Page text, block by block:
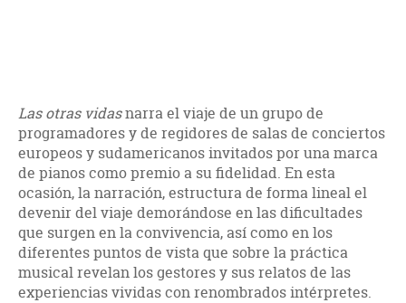
Las otras vidasnarra el viaje de un grupo de
programadores y de regidores de salas de conciertos
europeos y sudamericanos invitados por una marca
de pianos como premio a su fidelidad. En esta
ocasión, la narración, estructura de forma lineal el
devenir del viaje demorándose en las dificultades
que surgen en la convivencia, así como en los
diferentes puntos de vista que sobre la práctica
musical revelan los gestores y sus relatos de las
experiencias vividas con renombrados intérpretes.